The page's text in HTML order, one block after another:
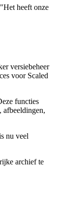
heeft onze
versiebeheer
voor Scaled
functies
afbeeldingen,
nu veel
archief te